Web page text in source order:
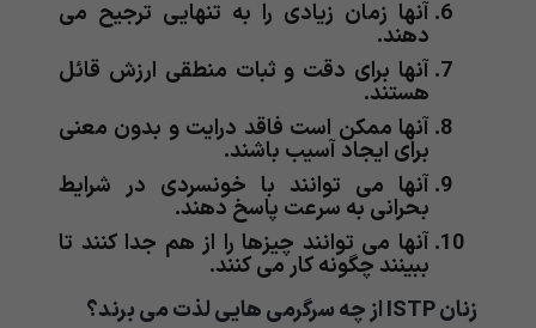
آنها زمان زیادی را به تنهایی ترجیح می
دهند.
آنها برای دقت و ثبات منطقی ارزش قائل
هستند.
آنها ممکن است فاقد درایت و بدون معنی
برای ایجاد آسیب باشند.
آنها می توانند با خونسردی در شرایط
بحرانی به سرعت پاسخ دهند.
آنها می توانند چیزها را از هم جدا کنند تا
ببینند چگونه کار می کنند.
زنان
از چه سرگرمی هایی لذت می برند؟